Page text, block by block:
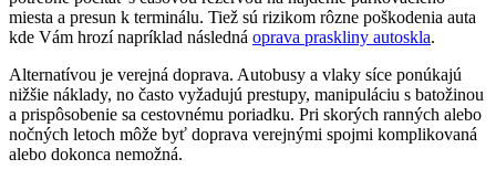
miesta a presun k terminálu. Tiež sú rizikom rôzne poškodenia auta
kde Vám hrozí napríklad následná oprava praskliny autoskla.
Alternatívou je verejná doprava. Autobusy a vlaky síce ponúkajú
nižšie náklady, no často vyžadujú prestupy, manipuláciu s batožinou
a prispôsobenie sa cestovnému poriadku. Pri skorých ranných alebo
nočných letoch môže byť doprava verejnými spojmi komplikovaná
alebo dokonca nemožná.